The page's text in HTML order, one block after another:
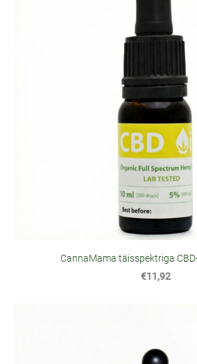
CannaMama täisspektriga
€11,92